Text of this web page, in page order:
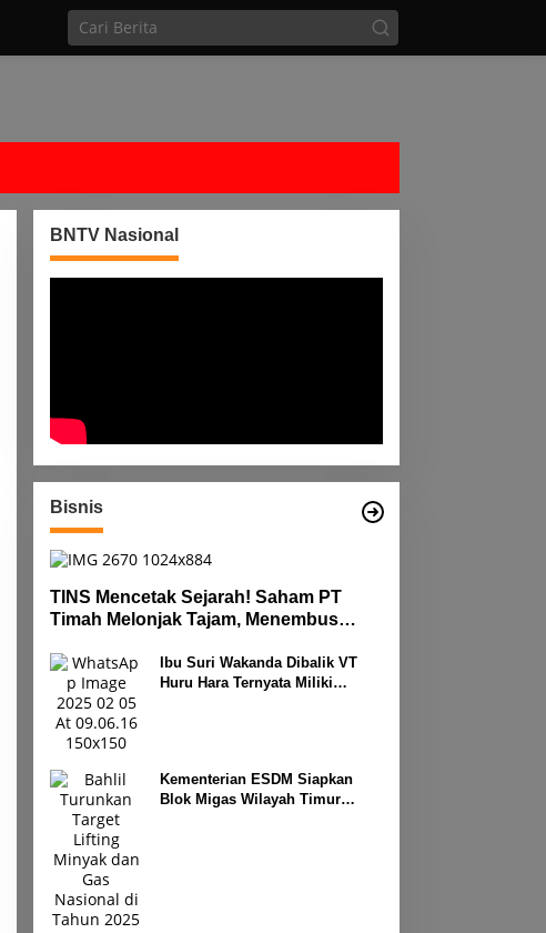
BNTV Nasional
Bisnis
TINS Mencetak Sejarah! Saham PT
Timah Melonjak Tajam, Menembus
Ibu Suri Wakanda Dibalik VT
Huru Hara Ternyata Miliki
Kementerian ESDM Siapkan
Blok Migas Wilayah Timur